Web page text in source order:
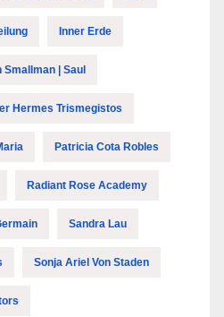
Inner Erde
Smallman | Saul
Hermes Trismegistos
Patricia Cota Robles
Radiant Rose Academy
Sandra Lau
Sonja Ariel Von Staden